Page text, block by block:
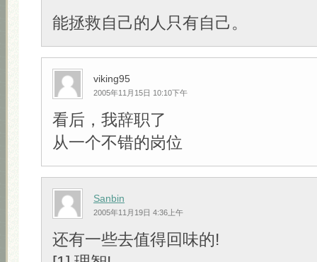
能拯救自己的人只有自己。
viking95
2005年11月15日 10:10下午
看后，我辞职了
从一个不错的岗位
Sanbin
2005年11月19日 4:36上午
还有一些去值得回味的!